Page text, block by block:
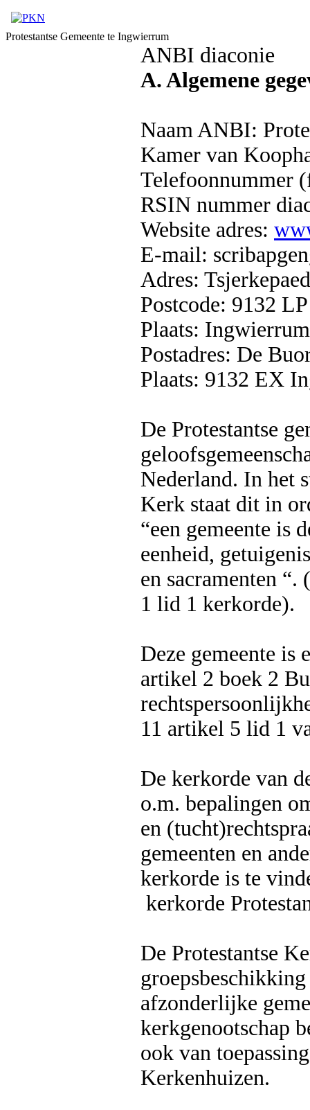
Protestantse Gemeente te Ingwierrum
ANBI diaconie
A. Algemene
Naam ANBI:
Kamer van
Telefoonnummer
RSIN nummer
Website adres:
E-mail:
Adres:
Postcode: 9132 LP
Plaats: Ingwierrum
Postadres: De
Plaats: 9132 EX
De Protestantse
Nederland. In het
Kerk staat dit in
“een gemeente is
eenheid,
en sacramenten
1 lid 1 kerkorde).
Deze gemeente is
artikel 2 boek 2
11 artikel 5 lid 1
De kerkorde van
o.m. bepalingen
en
gemeenten en
kerkorde is te
kerkorde
De Protestantse
afzonderlijke
kerkgenootschap
ook van
Kerkenhuizen.